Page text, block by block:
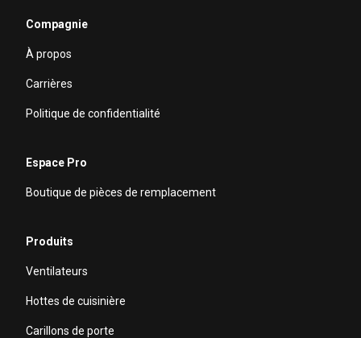
Compagnie
À propos
Carrières
Politique de confidentialité
Espace Pro
Boutique de pièces de remplacement
Produits
Ventilateurs
Hottes de cuisinière
Carillons de porte